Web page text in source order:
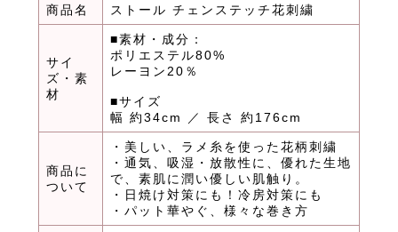
商品名 ストール チェンステッチ花刺繍
サイ
ズ・素
材
■素材・成分：
ポリエステル80%
レーヨン20％
■サイズ
幅 約34cm ／ 長さ 約176cm
商品に
ついて
・美しい、ラメ糸を使った花柄刺繍
・通気、吸湿・放散性に、優れた生地
で、素肌に潤い優しい肌触り。
・日焼け対策にも！冷房対策にも
・パット華やぐ、様々な巻き方